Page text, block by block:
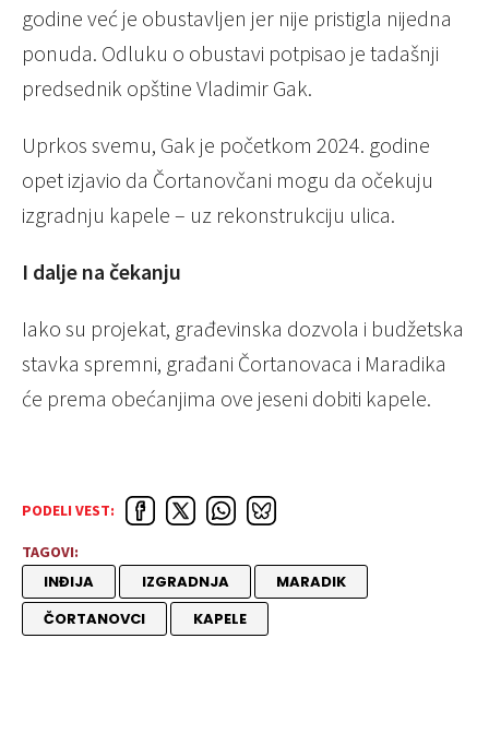
godine već je obustavljen jer nije pristigla nijedna
ponuda. Odluku o obustavi potpisao je tadašnji
predsednik opštine Vladimir Gak.
Uprkos svemu, Gak je početkom 2024. godine
opet izjavio da Čortanovčani mogu da očekuju
izgradnju kapele – uz rekonstrukciju ulica.
I dalje na čekanju
Iako su projekat, građevinska dozvola i budžetska
stavka spremni, građani Čortanovaca i Maradika
će prema obećanjima ove jeseni dobiti kapele.
PODELI VEST:
TAGOVI:
INĐIJA IZGRADNJA
MARADIK
ČORTANOVCI
KAPELE